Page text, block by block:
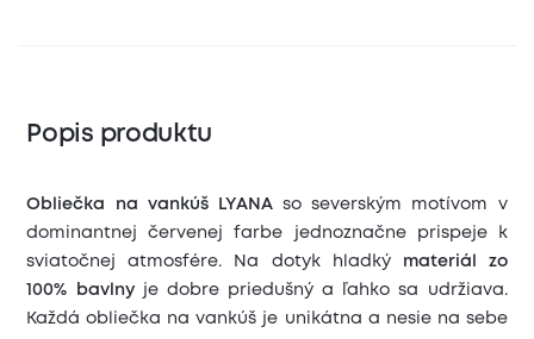
Popis produktu
Obliečka na vankúš LYANAso severským motívom v
dominantnej červenej farbe jednoznačne prispeje k
sviatočnej atmosfére. Na dotyk hladký
materiál zo
100% bavlnyje dobre priedušný a ľahko sa udržiava.
Každá obliečka na vankúš je unikátna a nesie na sebe